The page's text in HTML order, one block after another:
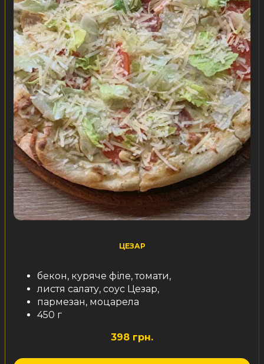
ЦЕЗАР
бекон, куряче філе, томати,
листя салату, соус Цезар,
пармезан, моцарела
450 г
398 грн.